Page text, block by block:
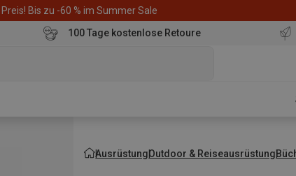
Bis zu -60 % im Summer Sale
100 Tage kostenlose Retoure
AusrüstungOutdoor & Reiseausrüstung